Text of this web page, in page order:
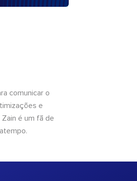
comunicar o
e
é um fã de